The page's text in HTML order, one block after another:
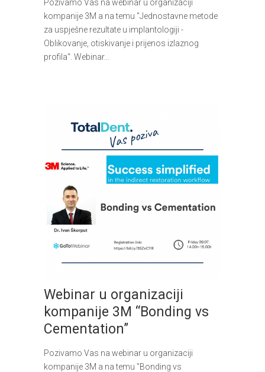
Pozivamo Vas na webinar u organizaciji
kompanije 3M a na temu "Jednostavne metode
za uspješne rezultate u implantologiji -
Oblikovanje, otiskivanje i prijenos izlaznog
profila". Webinar...
Webinar u organizaciji
kompanije 3M “Bonding vs
Cementation”
Pozivamo Vas na webinar u organizaciji
kompanije 3M a na temu "Bonding vs